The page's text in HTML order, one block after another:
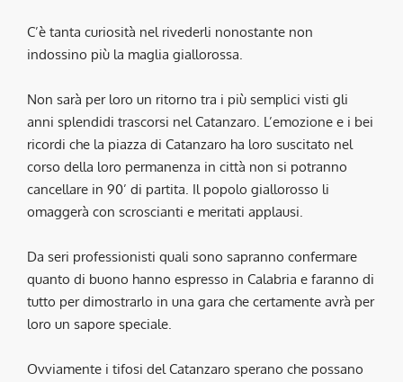
C’è tanta curiosità nel rivederli nonostante non
indossino più la maglia giallorossa.
Non sarà per loro un ritorno tra i più semplici visti gli
anni splendidi trascorsi nel Catanzaro. L’emozione e i bei
ricordi che la piazza di Catanzaro ha loro suscitato nel
corso della loro permanenza in città non si potranno
cancellare in 90’ di partita. Il popolo giallorosso li
omaggerà con scroscianti e meritati applausi.
Da seri professionisti quali sono sapranno confermare
quanto di buono hanno espresso in Calabria e faranno di
tutto per dimostrarlo in una gara che certamente avrà per
loro un sapore speciale.
Ovviamente i tifosi del Catanzaro sperano che possano